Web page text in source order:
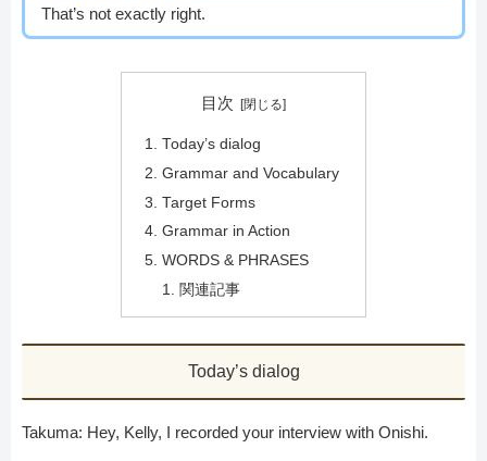
That’s not exactly right.
目次
Today’s dialog
Grammar and Vocabulary
Target Forms
Grammar in Action
WORDS & PHRASES
関連記事
Today’s dialog
Takuma: Hey, Kelly, I recorded your interview with Onishi.